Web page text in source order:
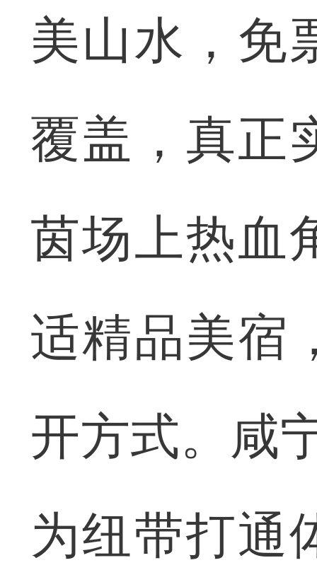
美山水，免
覆盖，真正
茵场上热血
适精品美宿
开方式。咸
为纽带打通